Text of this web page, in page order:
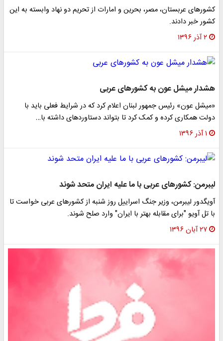
کشورهای عربستان، مصر، بحرین و امارات از تحریم دو نهاد وابسته به این
کشور خبر دادند.
۲ آذر ۱۳۹۶
هشدار میشل عون به کشورهای عربی
«میشل عون» رئیس جمهور لبنان اعلام کرد که در شرایط فعلی باید با
دولت همکاری کرده و کمک کرد تا بتواند دستاوردهای داشته با…
۱ آذر ۱۳۹۶
لیبرمن: کشورهای عربی با ما علیه ایران متحد شوند
آویگدور لیبرمن، وزیر جنگ اسراییل روز شنبه از کشورهای عربی خواست تا
با تل آویو "برای مقابله بهتر با ایران" وارد صلح شوند.
۲۷ آبان ۱۳۹۶